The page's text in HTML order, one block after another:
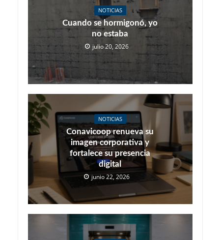
NOTICIAS
Cuando se hormigonó, yo
no estaba
julio 20, 2026
NOTICIAS
Conavicoop renueva su
imagen corporativa y
fortalece su presencia
digital
junio 22, 2026